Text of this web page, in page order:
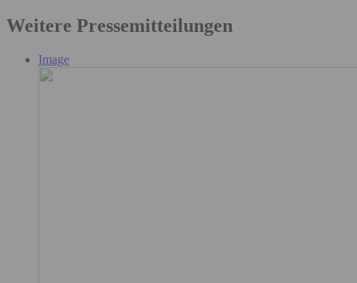
Weitere Pressemitteilungen
Image